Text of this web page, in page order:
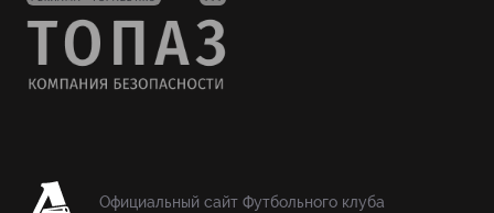
Официальный сайт Футбольного клуба